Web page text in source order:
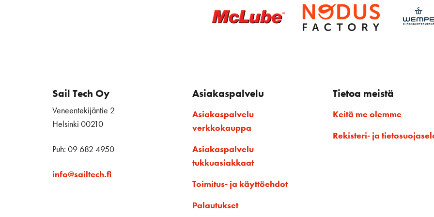
Sail Tech Oy
Veneentekijäntie 2
Helsinki 00210
Puh: 09 682 4950
info@sailtech.fi
Asiakaspalvelu
Asiakaspalvelu
verkkokauppa
Asiakaspalvelu
tukkuasiakkaat
Toimitus- ja käyttöehdot
Palautukset
Tietoa meistä
Keitä me olemme
Rekisteri- ja